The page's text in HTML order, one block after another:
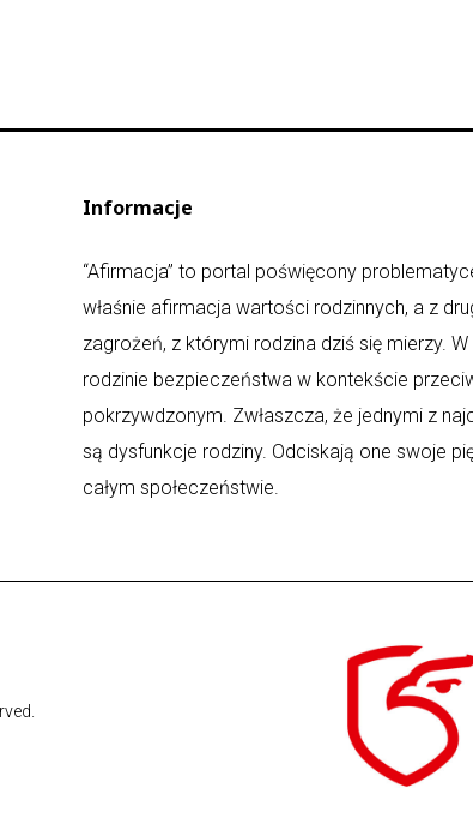
Informacje
“Afirmacja” to portal poświęcony
właśnie afirmacja wartości rodzinnych, a z
zagrożeń, z którymi rodzina dziś się mierzy.
rodzinie bezpieczeństwa w kontekście
pokrzywdzonym. Zwłaszcza, że jednymi z
są dysfunkcje rodziny. Odciskają one swoje
całym społeczeństwie.